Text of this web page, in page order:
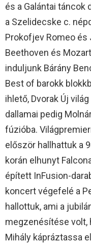
és a Galántai táncok
a Szelidecske c.
Prokofjev Romeo és
Beethoven és
induljunk Bárány
Best of barokk
ihlető, Dvorak Új
dallamai pedig
fúzióba.
először hallhattuk a
korán elhunyt
épített InFusion-
koncert végefelé a
hallottuk, ami a
megzenésítése volt,
Mihály kápráztassa